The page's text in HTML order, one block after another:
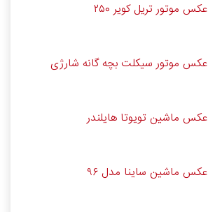
عکس موتور تریل کویر ۲۵۰
عکس موتور سیکلت بچه گانه شارژی
عکس ماشین تویوتا هایلندر
عکس ماشین ساینا مدل ۹۶